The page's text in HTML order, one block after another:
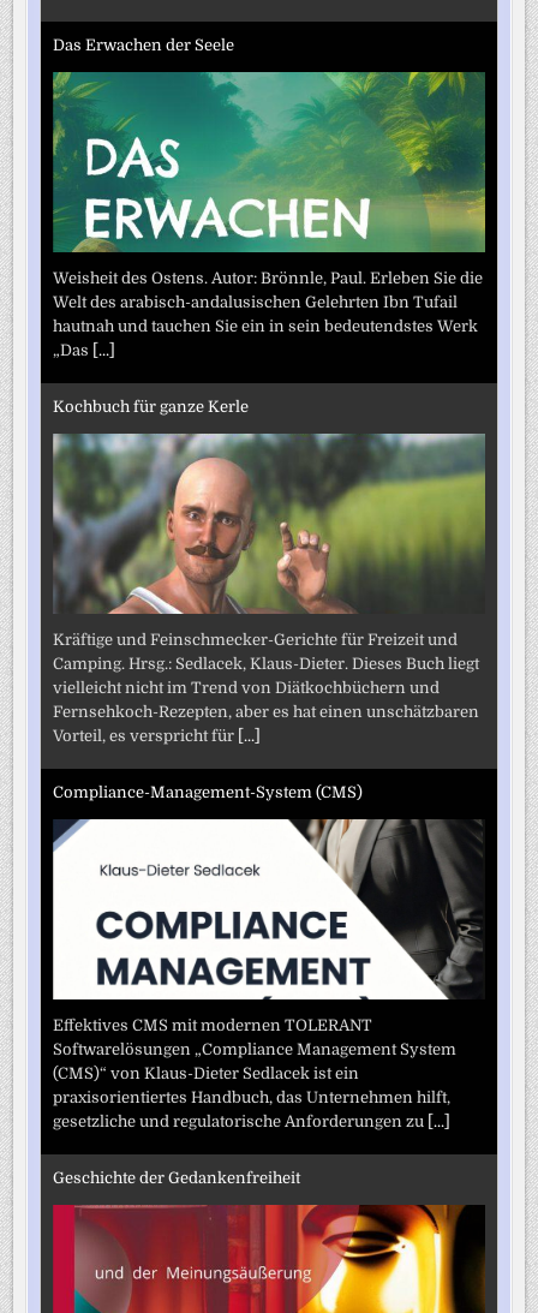
Das Erwachen der Seele
Weisheit des Ostens. Autor: Brönnle, Paul. Erleben Sie die
Welt des arabisch-andalusischen Gelehrten Ibn Tufail
hautnah und tauchen Sie ein in sein bedeutendstes Werk
„Das [...]
Kochbuch für ganze Kerle
Kräftige und Feinschmecker-Gerichte für Freizeit und
Camping. Hrsg.: Sedlacek, Klaus-Dieter. Dieses Buch liegt
vielleicht nicht im Trend von Diätkochbüchern und
Fernsehkoch-Rezepten, aber es hat einen unschätzbaren
Vorteil, es verspricht für [...]
Compliance-Management-System (CMS)
Effektives CMS mit modernen TOLERANT
Softwarelösungen „Compliance Management System
(CMS)“ von Klaus-Dieter Sedlacek ist ein
praxisorientiertes Handbuch, das Unternehmen hilft,
gesetzliche und regulatorische Anforderungen zu [...]
Geschichte der Gedankenfreiheit